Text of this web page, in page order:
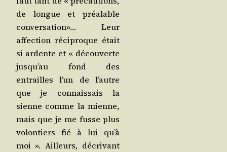
de longue et préa­lable
conver­sa­tion»… Leur
affec­tion réci­proque était
si ardente et « décou­verte
jus­qu’au fond des
entrailles l’un de l’autre
que je connais­sais la
sienne comme la mienne,
mais que je me fusse plus
volon­tiers fié à lui qu’à
moi ». Ailleurs, décri­vant